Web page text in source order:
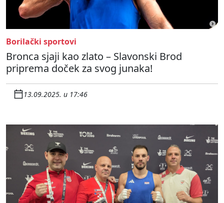
Borilački sportovi
Bronca sjaji kao zlato – Slavonski Brod
priprema doček za svog junaka!
13.09.2025. u 17:46